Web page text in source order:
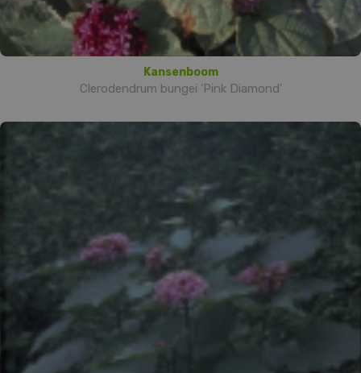
Kansenboom
Clerodendrum bungei 'Pink Diamond'